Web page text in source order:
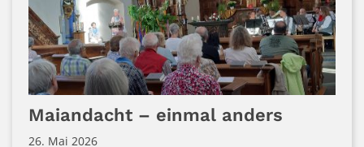
Maiandacht – einmal anders
26. Mai 2026